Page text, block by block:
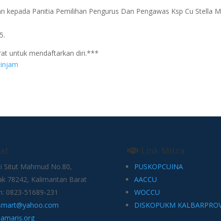
Panitia Pemilihan Pengurus Dan Pengawas Ksp Cu Stella
untuk mendaftarkan diri.***
Situt Mahmud No.80,
78242, Kalimantan Barat
0823-51689-231
Link Mitra
PUSKOPCUINA
AACCU
WOCCU
DISKOPUKM